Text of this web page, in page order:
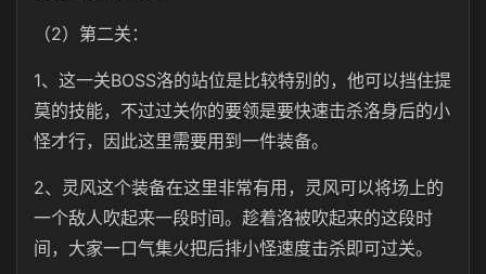
（2）第二关：
1、这一关BOSS洛的站位是比较特别的，他可以挡住提
莫的技能，不过过关你的要领是要快速击杀洛身后的小
怪才行，因此这里需要用到一件装备。
2、灵风这个装备在这里非常有用，灵风可以将场上的
一个敌人吹起来一段时间。趁着洛被吹起来的这段时
间，大家一口气集火把后排小怪速度击杀即可过关。